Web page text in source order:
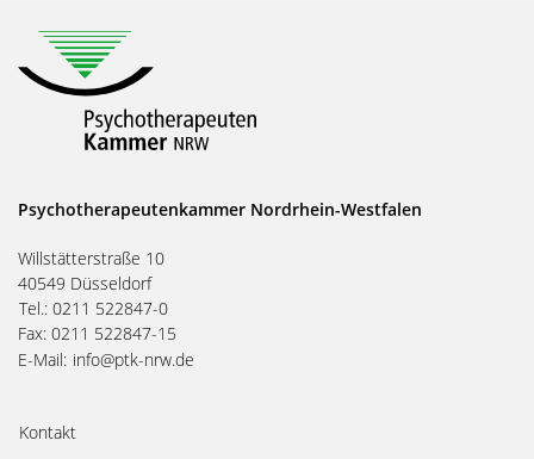
Psychotherapeutenkammer Nordrhein-Westfalen
Willstätterstraße 10
40549 Düsseldorf
Tel.: 0211 522847-0
Fax: 0211 522847-15
E-Mail: info@ptk-nrw.de
Kontakt